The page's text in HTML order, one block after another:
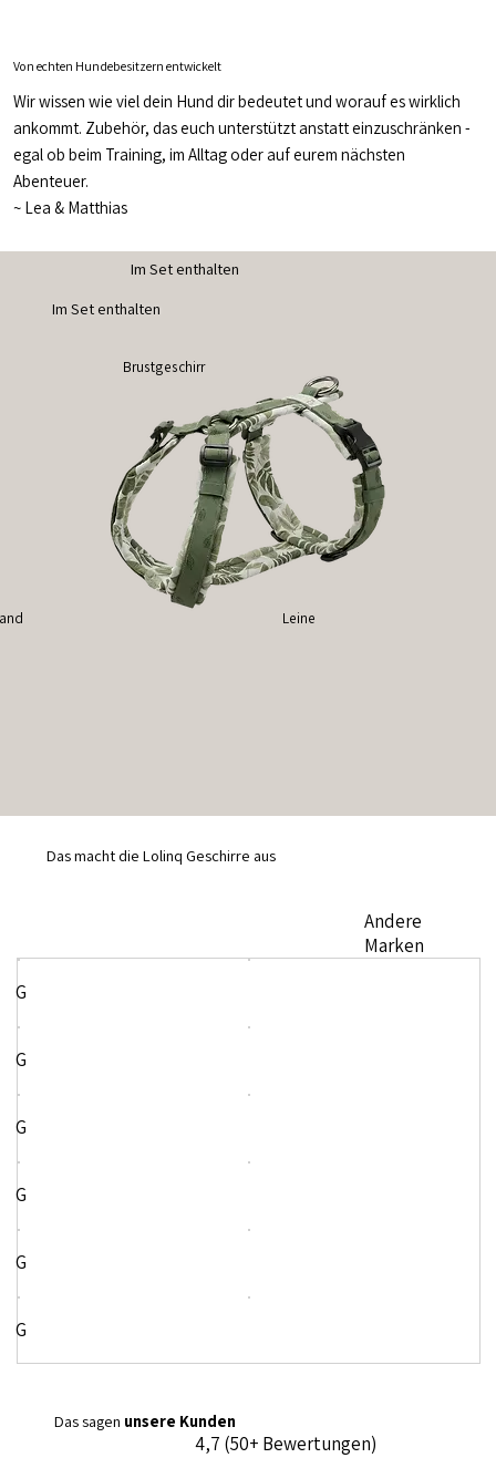
Von echten Hundebesitzern entwickelt
Wir wissen wie viel dein Hund dir bedeutet und worauf es wirklich
ankommt. Zubehör, das euch unterstützt anstatt einzuschränken -
egal ob beim Training, im Alltag oder auf eurem nächsten
Abenteuer.
~Lea & Matthias
Brustgeschirr
Im Set enthalten
Im Set enthalten
Leine
Das macht die Lolinq Geschirre aus
Andere
Marken
G
G
G
G
G
G
Das sagen unsere Kunden
4,7 (50+ Bewertungen)